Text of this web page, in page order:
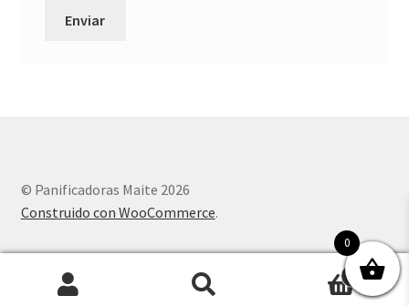
© Panificadoras Maite 2026
Construido con WooCommerce.
0